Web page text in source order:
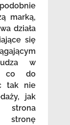
marką,
działa
się
w
co do
tak nie
jak
strona
stronę